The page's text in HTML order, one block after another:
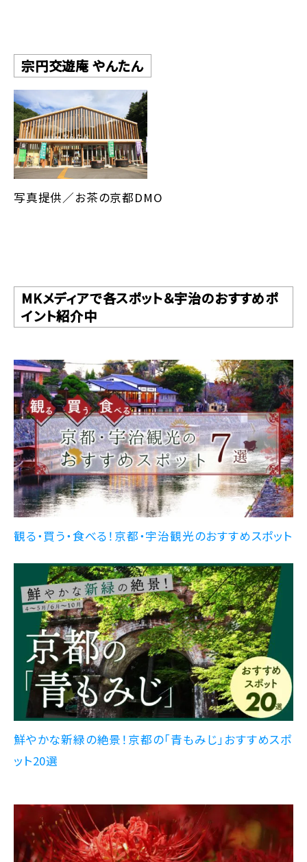
宗円交遊庵 やんたん
写真提供／お茶の京都DMO
MKメディアで各スポット＆宇治のおすすめポ
イント紹介中
観る・買う・食べる！京都・宇治観光のおすすめスポット
鮮やかな新緑の絶景！京都の「青もみじ」おすすめスポ
ット20選